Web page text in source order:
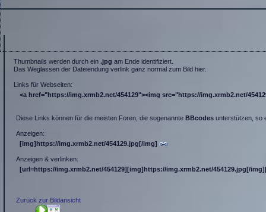
Thumbnails werden durch ein .jpg am Ende identifiziert.
Das Weglassen der Dateiendung verlink ganz normal zum Bild hier.
Links für Webseiten:
<a href="https://img.xrmb2.net/454129"><img src="https://img.xrmb2.net/
Diese Links können für die meisten Foren, die sogenannte BBcodes unterstützen, so
Anzeigen:
[img]https://img.xrmb2.net/454129.jpg[/img]
Anzeigen & verlinken:
[url=https://img.xrmb2.net/454129][img]https://img.xrmb2.net/454129.jpg[/
Zurück zur Bildansicht